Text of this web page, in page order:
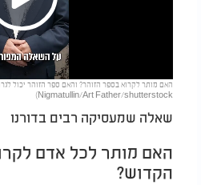
Play
Video
Nigmatullin/Art Father/shutterstock)
שאלה שמעסיקה רבים בדורנו
האם מותר לכל אדם
הקדוש?